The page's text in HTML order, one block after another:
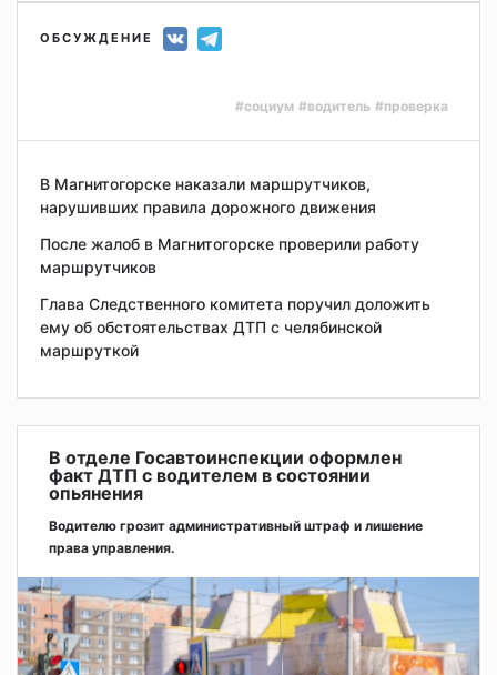
ОБСУЖДЕНИЕ
#социум #водитель #проверка
В Магнитогорске наказали маршрутчиков,
нарушивших правила дорожного движения
После жалоб в Магнитогорске проверили работу
маршрутчиков
Глава Следственного комитета поручил доложить
ему об обстоятельствах ДТП с челябинской
маршруткой
В отделе Госавтоинспекции оформлен
факт ДТП с водителем в состоянии
опьянения
Водителю грозит административный штраф и лишение
права управления.